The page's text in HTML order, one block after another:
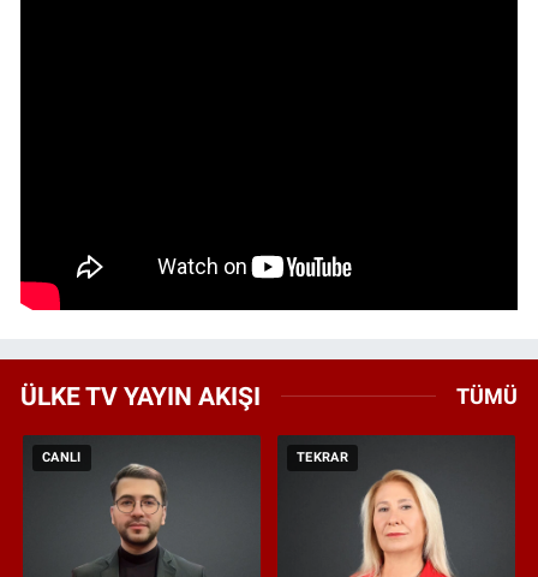
ÜLKE TV YAYIN AKIŞI TÜMÜ
CANLI TEKRAR